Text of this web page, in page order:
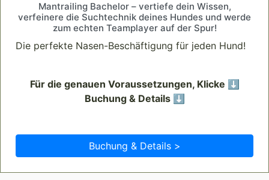
Mantrailing Bachelor – vertiefe dein Wissen,
verfeinere die Suchtechnik deines Hundes und werde
zum echten Teamplayer auf der Spur!
Die perfekte Nasen-Beschäftigung für jeden Hund!
Für die genauen Voraussetzungen, Klicke ⬇️
Buchung & Details ⬇️
Buchung & Details >